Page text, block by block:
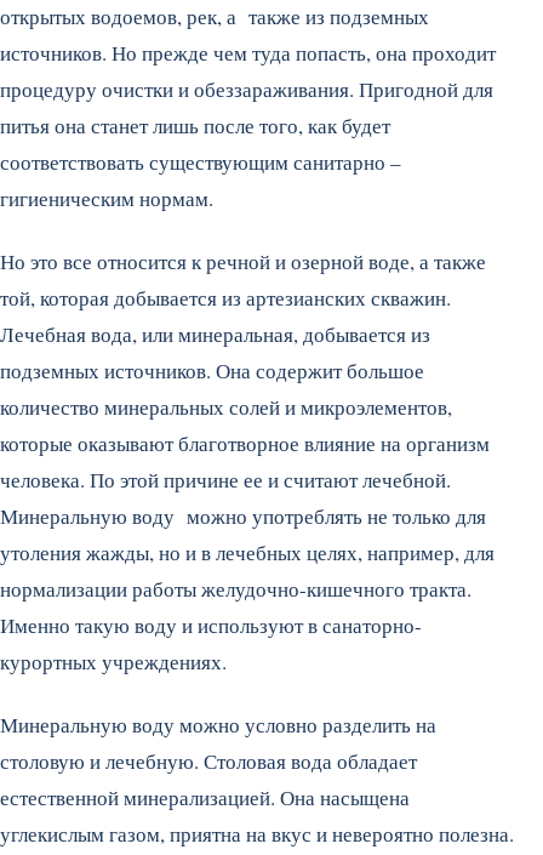
открытых водоемов, рек, а также из подземных
источников. Но прежде чем туда попасть, она проходит
процедуру очистки и обеззараживания. Пригодной для
питья она станет лишь после того, как будет
соответствовать существующим санитарно –
гигиеническим нормам.
Но это все относится к речной и озерной воде, а также
той, которая добывается из артезианских скважин.
Лечебная вода, или минеральная, добывается из
подземных источников. Она содержит большое
количество минеральных солей и микроэлементов,
которые оказывают благотворное влияние на организм
человека. По этой причине ее и считают лечебной.
Минеральную воду можно употреблять не только для
утоления жажды, но и в лечебных целях, например, для
нормализации работы желудочно-кишечного тракта.
Именно такую воду и используют в санаторно-
курортных учреждениях.
Минеральную воду можно условно разделить на
столовую и лечебную. Столовая вода обладает
естественной минерализацией. Она насыщена
углекислым газом, приятна на вкус и невероятно полезна.